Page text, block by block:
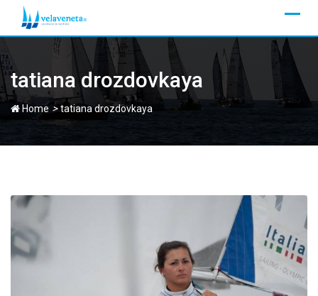
tatiana drozdovkaya
Home >tatiana drozdovkaya